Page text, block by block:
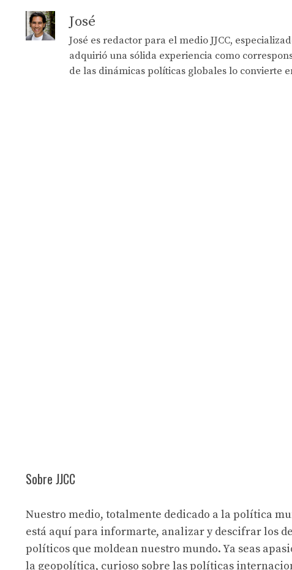
José
José es redactor para el medio JJCC,
adquirió una sólida experiencia como
de las dinámicas políticas globales lo convierte
Sobre JJCC
Nuestro medio, totalmente dedicado a la política
está aquí para informarte, analizar y descifrar los
políticos que moldean nuestro mundo. Ya seas
la geopolítica, curioso sobre las políticas